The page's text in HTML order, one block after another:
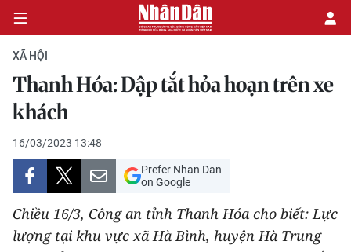
CHÍNH TRỊ
KINH TẾ
VĂN HÓA
XÃ HỘI
XÃ HỘI
Thanh Hóa: Dập tắt hỏa hoạn trên xe
khách
16/03/2023 13:48
Prefer Nhan Dan
on Google
Chiều 16/3, Công an tỉnh Thanh Hóa cho biết: Lực
lượng tại khu vực xã Hà Bình, huyện Hà Trung